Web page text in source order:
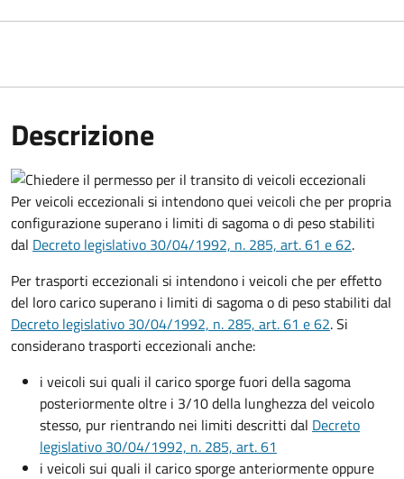
Descrizione
Per veicoli eccezionali si intendono quei veicoli che per propria
configurazione superano i limiti di sagoma o di peso stabiliti
dal Decreto legislativo 30/04/1992, n. 285, art. 61 e 62.
Per trasporti eccezionali si intendono i veicoli che per effetto
del loro carico superano i limiti di sagoma o di peso stabiliti dal
Decreto legislativo 30/04/1992, n. 285, art. 61 e 62. Si
considerano trasporti eccezionali anche:
i veicoli sui quali il carico sporge fuori della sagoma
posteriormente oltre i 3/10 della lunghezza del veicolo
stesso, pur rientrando nei limiti descritti dal Decreto
legislativo 30/04/1992, n. 285, art. 61
i veicoli sui quali il carico sporge anteriormente oppure